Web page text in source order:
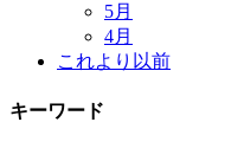
5月
4月
これより以前
キーワード